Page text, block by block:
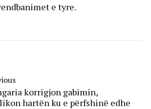
e tyre.
korrigjon gabimin,
hartën ku e përfshinë edhe